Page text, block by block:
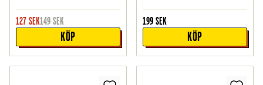
127 SEK149 SEK
KÖP
199 SEK
KÖP